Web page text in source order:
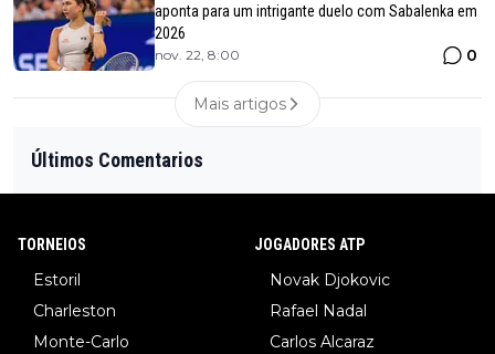
aponta para um intrigante duelo com Sabalenka em
2026
nov. 22, 8:00 0
Mais artigos
Últimos Comentarios
TORNEIOS
Estoril
Charleston
Monte-Carlo
JOGADORES ATP
Novak Djokovic
Rafael Nadal
Carlos Alcaraz